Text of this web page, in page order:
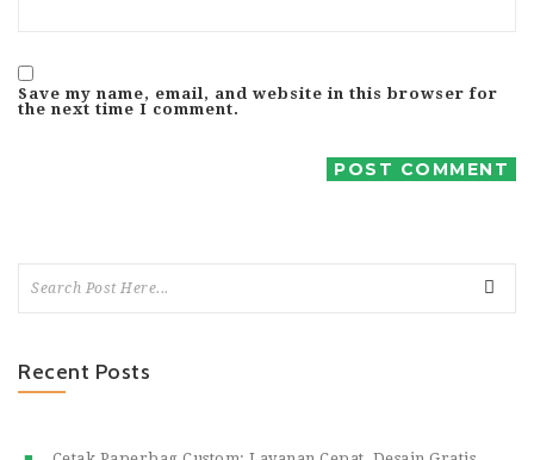
Save my name, email, and website in this browser for
the next time I comment.
Recent Posts